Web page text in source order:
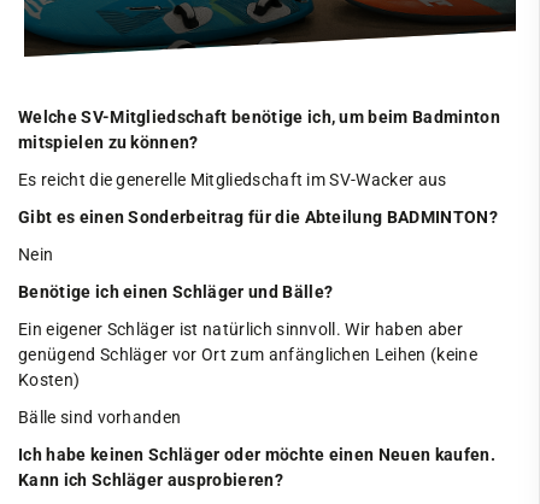
Welche SV-Mitgliedschaft benötige ich, um beim Badminton
mitspielen zu können?
Es reicht die generelle Mitgliedschaft im SV-Wacker aus
Gibt es einen Sonderbeitrag für die Abteilung BADMINTON?
Nein
Benötige ich einen Schläger und Bälle?
Ein eigener Schläger ist natürlich sinnvoll. Wir haben aber
genügend Schläger vor Ort zum anfänglichen Leihen (keine
Kosten)
Bälle sind vorhanden
Ich habe keinen Schläger oder möchte einen Neuen kaufen.
Kann ich Schläger ausprobieren?
Trainingszeiten
Ansprechpartner*innen
Ergebnisse
Links
Cricket
Faustball